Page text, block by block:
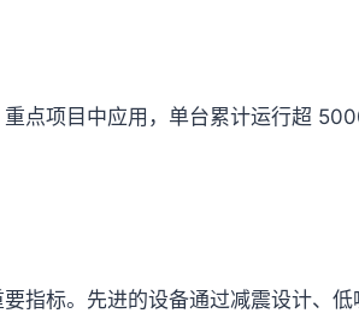
点项目中应用，单台累计运行超
指标。先进的设备通过减震设计、